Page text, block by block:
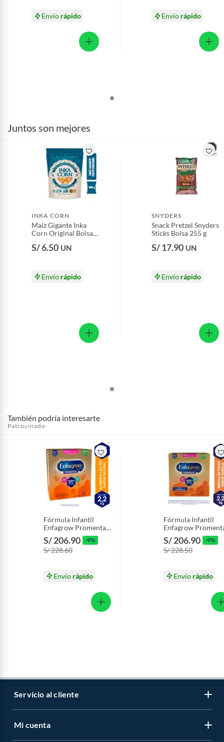
Envío rápido Envío rápido
Juntos son mejores
INKA CORN
Maíz Gigante Inka
Corn Original Bolsa
S/ 6.50 UN
Envío rápido
SNYDERS
Snack Pretzel Snyders
Sticks Bolsa 255 g
S/ 17.90 UN
Envío rápido
También podría interesarte
Patrocinado
Fórmula Infantil
Enfagrow Promental
Caja 2.2 Kg
S/ 206.90 -9%
S/ 228.60
Envío rápido
Fórmula Infantil
Enfagrow
Vainilla Caja 2.2 Kg
S/ 206.90 -9%
S/ 228.50
Envío rápido
Servicio al cliente
Libro de reclamaciones
Mi cuenta